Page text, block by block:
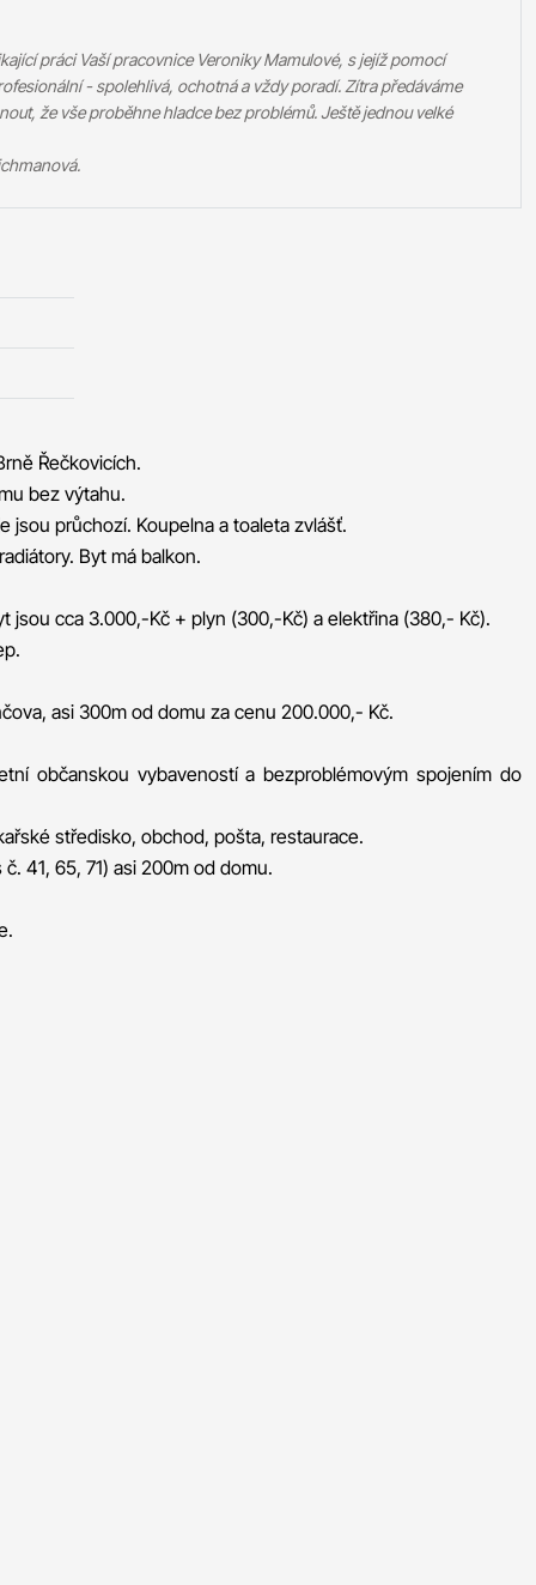
práci Vaší pracovnice Veroniky Mamulové, s jejíž pomocí
- spolehlivá, ochotná a vždy poradí. Zítra předáváme
že vše proběhne hladce bez problémů. Ještě jednou velké
Řečkovicích.
bez výtahu.
jsou průchozí. Koupelna a toaleta zvlášť.
Byt má balkon.
jsou cca 3.000,-Kč + plyn (300,-Kč) a elektřina (380,- Kč).
asi 300m od domu za cenu 200.000,- Kč.
občanskou vybaveností a bezproblémovým spojením do
středisko, obchod, pošta, restaurace.
41, 65, 71) asi 200m od domu.